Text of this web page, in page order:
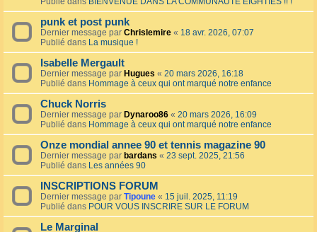
punk et post punk
Dernier message par Chrislemire « 18 avr. 2026, 07:07
Publié dans La musique !
Isabelle Mergault
Dernier message par Hugues « 20 mars 2026, 16:18
Publié dans Hommage à ceux qui ont marqué notre enfance
Chuck Norris
Dernier message par Dynaroo86 « 20 mars 2026, 16:09
Publié dans Hommage à ceux qui ont marqué notre enfance
Onze mondial annee 90 et tennis magazine 90
Dernier message par bardans « 23 sept. 2025, 21:56
Publié dans Les années 90
INSCRIPTIONS FORUM
Dernier message par Tipoune « 15 juil. 2025, 11:19
Publié dans POUR VOUS INSCRIRE SUR LE FORUM
Le Marginal